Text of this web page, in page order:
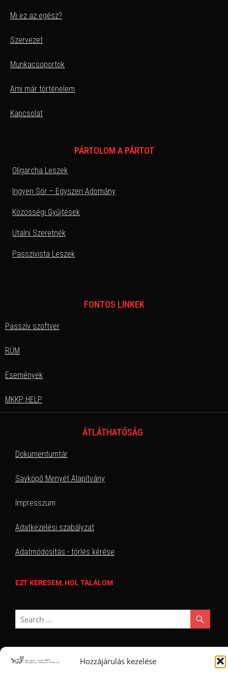
Hozzájárulás kezelése
Mi ez az egész?
Szervezet
Munkacsoportok
Ami már történelem
Kapcsolat
PÁRTOLOM A PÁRTOT
Oligarcha Leszek
Ingyen Sör – Egyszeri Adomány
Közösségi Gyűjtések
Utalni Szeretnék
Passzivista Leszek
FONTOS LINKEK
Passzív szoftver
RÜM
Események
MKKP HELP
ÁTLÁTHATÓSÁG
Dokumentumtár
Savköpő Menyét Alapítvány
Impresszum
Adatkezelési szabályzat
Adatmódosítás - törlés kérése
EZT KERESEM, HOL TALÁLOM